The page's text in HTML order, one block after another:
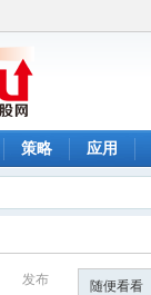
策略 应用
发布 随便看看